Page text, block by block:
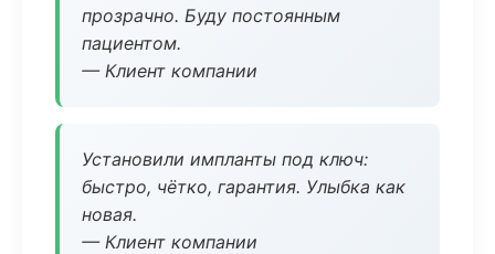
прозрачно. Буду постоянным
пациентом.
— Клиент компании
Установили импланты под ключ:
быстро, чётко, гарантия. Улыбка как
новая.
— Клиент компании